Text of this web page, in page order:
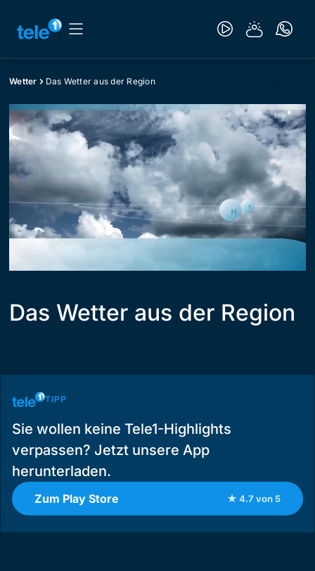
Wetter Das Wetter aus der Region
Das Wetter aus der Region
TIPP
Sie wollen keine Tele1-Highlights
verpassen? Jetzt unsere App
herunterladen.
Zum Play Store ★ 4.7 von 5